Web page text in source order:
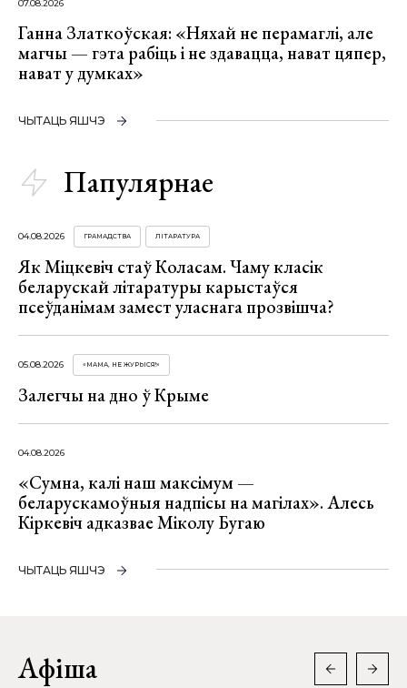
07.08.2026
Ганна Златкоўская: «Няхай не перамаглі, але
магчы — гэта рабіць і не здавацца, нават цяпер,
нават у думках»
ЧЫТАЦЬ ЯШЧЭ
Папулярнае
04.08.2026 ГРАМАДСТВА ЛІТАРАТУРА
Як Міцкевіч стаў Коласам. Чаму класік
беларускай літаратуры карыстаўся
псеўданімам замест уласнага прозвішча?
05.08.2026 «МАМА, НЕ ЖУРЫСЯ!»
Залегчы на дно ў Крыме
04.08.2026
«Сумна, калі наш максімум —
беларускамоўныя надпісы на магілах». Алесь
Кіркевіч адказвае Міколу Бугаю
ЧЫТАЦЬ ЯШЧЭ
Афіша